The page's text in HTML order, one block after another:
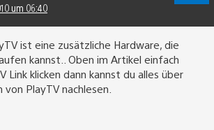
um 06:40
ist eine zusätzliche Hardware, die
kannst.. Oben im Artikel einfach
Link klicken dann kannst du alles über
PlayTV nachlesen.